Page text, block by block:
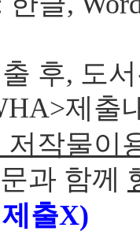
, 도서
제출
저작물이
과 함께
출X)